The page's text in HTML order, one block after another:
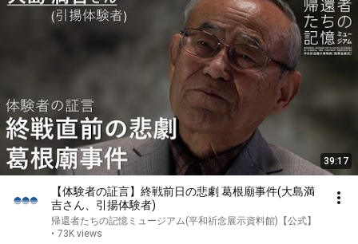
39:17
【体験者の証言】終戦前日の悲劇 葛根廟事件(大島満
吉さん、引揚体験者)
帰還者たちの記憶ミュージアム(平和祈念展示資料館)【公式】
• 73K views